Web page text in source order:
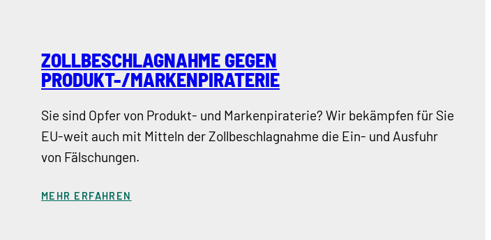
ZOLLBESCHLAGNAHME GEGEN
PRODUKT-/MARKENPIRATERIE
Sie sind Opfer von Produkt- und Markenpiraterie? Wir bekämpfen für Sie
EU-weit auch mit Mitteln der Zollbeschlagnahme die Ein- und Ausfuhr
von Fälschungen.
MEHR ERFAHREN